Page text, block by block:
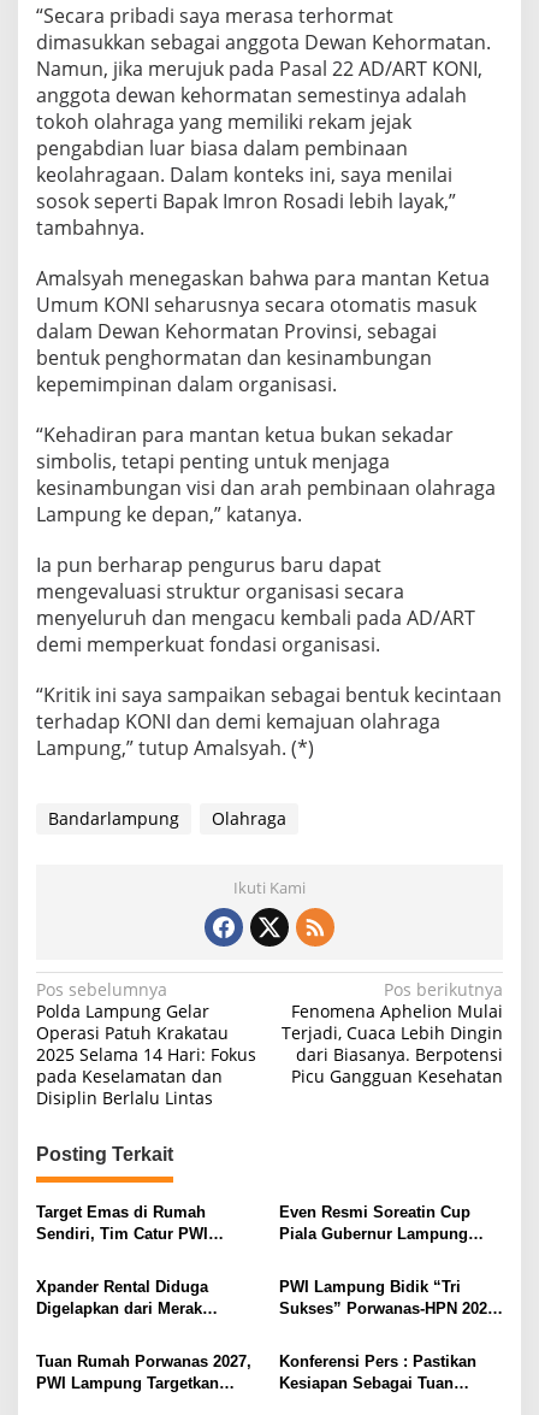
i
t
i
m
s
i
D
i
t
a
n
y
a
k
n
“Secara pribadi saya merasa terhormat
dimasukkan sebagai anggota Dewan Kehormatan.
Namun, jika merujuk pada Pasal 22 AD/ART KONI,
anggota dewan kehormatan semestinya adalah
tokoh olahraga yang memiliki rekam jejak
pengabdian luar biasa dalam pembinaan
keolahragaan. Dalam konteks ini, saya menilai
sosok seperti Bapak Imron Rosadi lebih layak,”
tambahnya.
Amalsyah menegaskan bahwa para mantan Ketua
Umum KONI seharusnya secara otomatis masuk
dalam Dewan Kehormatan Provinsi, sebagai
bentuk penghormatan dan kesinambungan
kepemimpinan dalam organisasi.
“Kehadiran para mantan ketua bukan sekadar
simbolis, tetapi penting untuk menjaga
kesinambungan visi dan arah pembinaan olahraga
Lampung ke depan,” katanya.
Ia pun berharap pengurus baru dapat
mengevaluasi struktur organisasi secara
menyeluruh dan mengacu kembali pada AD/ART
demi memperkuat fondasi organisasi.
“Kritik ini saya sampaikan sebagai bentuk kecintaan
terhadap KONI dan demi kemajuan olahraga
Lampung,” tutup Amalsyah. (*)
Bandarlampung Olahraga
Ikuti Kami
N
a
v
i
a
s
i
o
Pos sebelumnya
Polda Lampung Gelar
Operasi Patuh Krakatau
2025 Selama 14 Hari: Fokus
pada Keselamatan dan
Disiplin Berlalu Lintas
Pos berikutnya
Fenomena Aphelion Mulai
Terjadi, Cuaca Lebih Dingin
dari Biasanya. Berpotensi
Picu Gangguan Kesehatan
Posting Terkait
Target Emas di Rumah
Sendiri, Tim Catur PWI
Sekarang
Even Resmi Soreatin Cup
Piala Gubernur Lampung
Catatkan Sejarah Baru
Kebangkitan Olahraga Di
Xpander Rental Diduga
Digelapkan dari Merak
Pengemudinya Prajurit TNI
AL
PWI Lampung Bidik “Tri
Sukses” Porwanas-HPN 2027:
Pariwisata Menggeliat
Tuan Rumah Porwanas 2027,
PWI Lampung Targetkan
Konferensi Pers : Pastikan
Kesiapan Sebagai Tuan